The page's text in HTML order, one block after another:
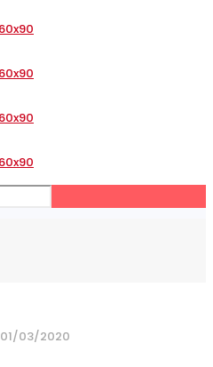
01/03/2020